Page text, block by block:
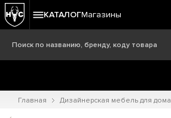
КАТАЛОГМагазины
Главная Дизайнерская мебель для дома